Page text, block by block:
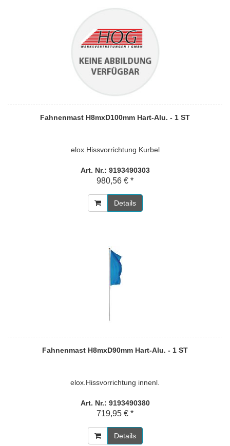
Fahnenmast H8mxD100mm Hart-Alu. - 1 ST
elox.Hissvorrichtung Kurbel
Art. Nr.: 9193490303
980,56 € *
Details
Fahnenmast H8mxD90mm Hart-Alu. - 1 ST
elox.Hissvorrichtung innenl.
Art. Nr.: 9193490380
719,95 € *
Details